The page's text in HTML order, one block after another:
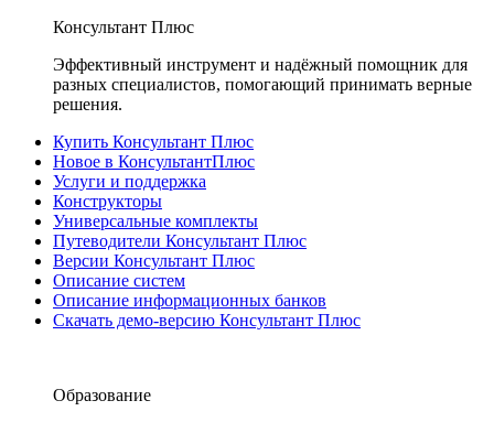
Консультант Плюс
Эффективный инструмент и надёжный помощник для
разных специалистов, помогающий принимать верные
решения.
Купить Консультант Плюс
Новое в КонсультантПлюс
Услуги и поддержка
Конструкторы
Универсальные комплекты
Путеводители Консультант Плюс
Версии Консультант Плюс
Описание систем
Описание информационных банков
Скачать демо-версию Консультант Плюс
Образование